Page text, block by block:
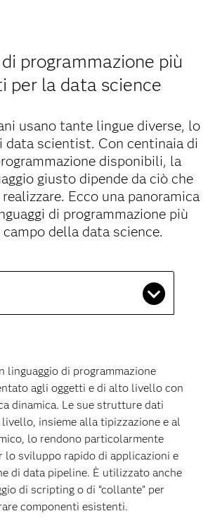
programmazione più
per la data science
usano tante lingue diverse, lo
data scientist. Con centinaia di
disponibili, la
giusto dipende da ciò che
Ecco una panoramica
di programmazione più
della data science.
linguaggio di programmazione
agli oggetti e di alto livello con
dinamica. Le sue strutture dati
insieme alla tipizzazione e al
lo rendono particolarmente
lo sviluppo rapido di applicazioni e
di data pipeline. È utilizzato anche
di scripting o di “collante” per
componenti esistenti.